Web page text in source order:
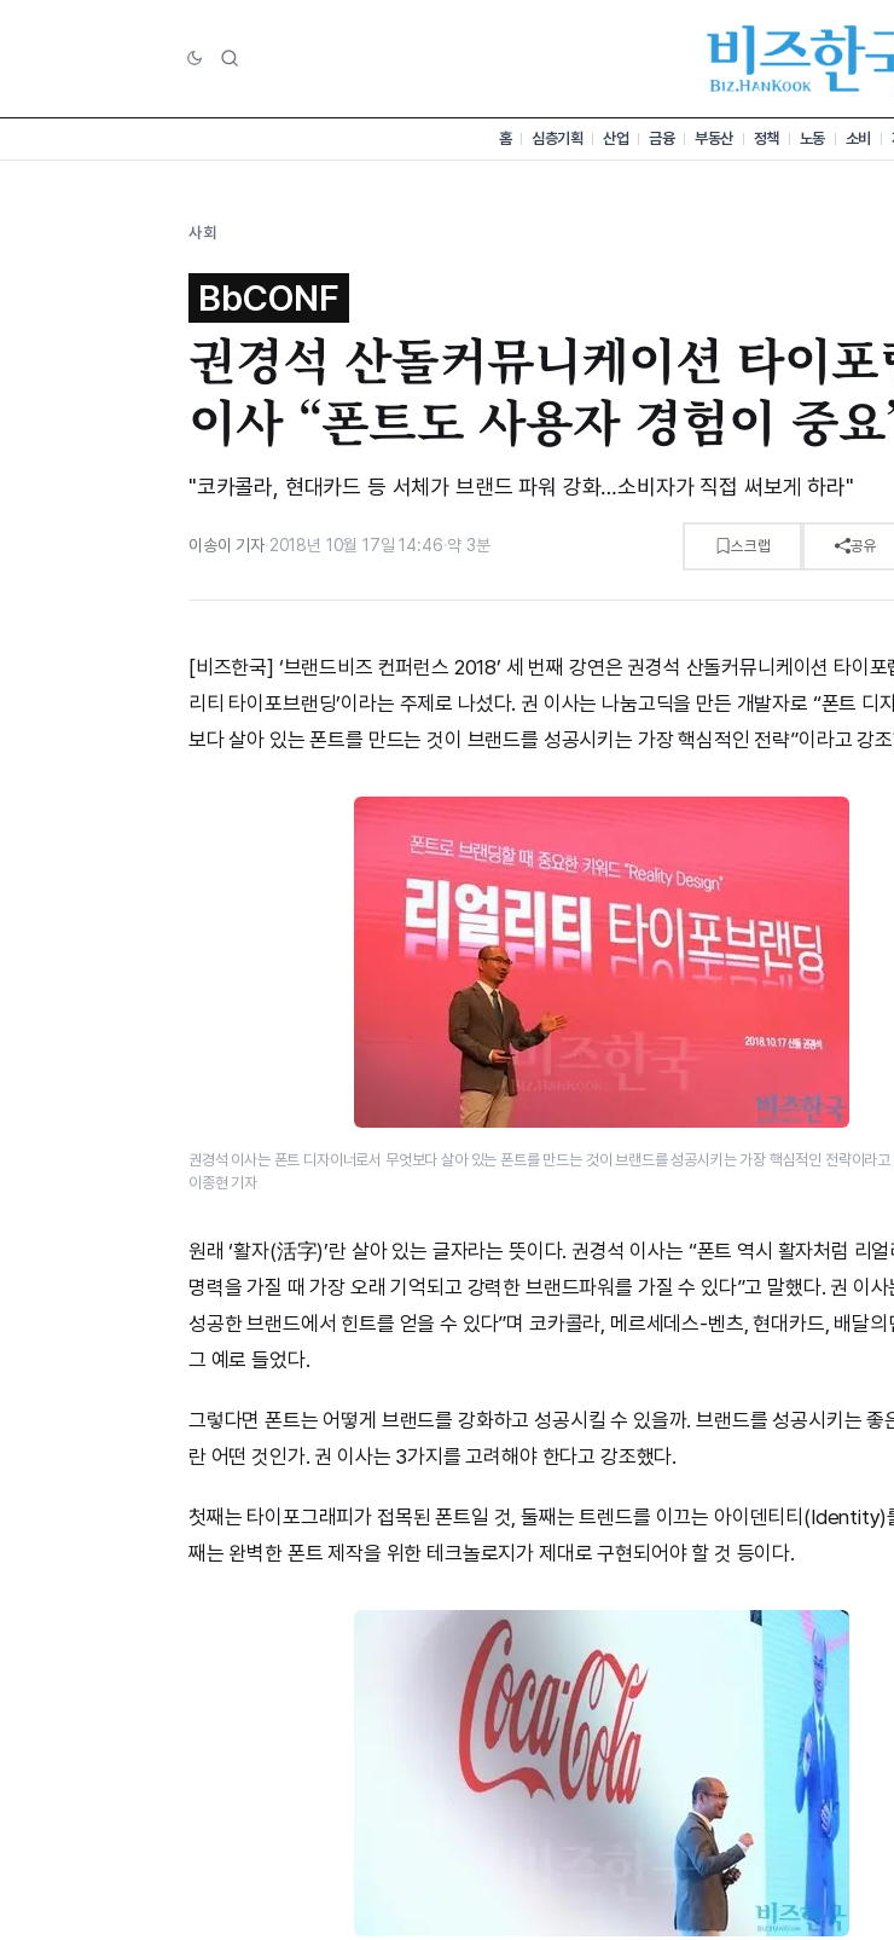
홈 심층기획 산업 금융 부동산 정책 노동 소비
사회
BbCONF
권경석 산돌커뮤니케이션 타이포
이사 “폰트도 사용자 경험이 중
"코카콜라, 현대카드 등 서체가 브랜드 파워 강화…소비자가 직접 써보게 하라"
이송이 기자·2018년 10월 17일 14:46·약 3분 스크랩 공유
[비즈한국] ‘브랜드비즈 컨퍼런스 2018’ 세 번째 강연은 권경석 산돌커뮤니케이션 타이포
리티 타이포브랜딩’이라는 주제로 나섰다. 권 이사는 나눔고딕을 만든 개발자로 “폰트 디
보다 살아 있는 폰트를 만드는 것이 브랜드를 성공시키는 가장 핵심적인 전략”이라고 강
권경석 이사는 폰트 디자이너로서 무엇보다 살아 있는 폰트를 만드는 것이 브랜드를 성공시키는 가장 핵심적인 전략이라
이종현 기자
원래 ‘활자(活字)’란 살아 있는 글자라는 뜻이다. 권경석 이사는 “폰트 역시 활자처럼 리
명력을 가질 때 가장 오래 기억되고 강력한 브랜드파워를 가질 수 있다”고 말했다. 권 이사
성공한 브랜드에서 힌트를 얻을 수 있다”며 코카콜라, 메르세데스-벤츠, 현대카드, 배달의
그 예로 들었다.
그렇다면 폰트는 어떻게 브랜드를 강화하고 성공시킬 수 있을까. 브랜드를 성공시키는 좋
란 어떤 것인가. 권 이사는 3가지를 고려해야 한다고 강조했다.
첫째는 타이포그래피가 접목된 폰트일 것, 둘째는 트렌드를 이끄는 아이덴티티(Identity)
째는 완벽한 폰트 제작을 위한 테크놀로지가 제대로 구현되어야 할 것 등이다.